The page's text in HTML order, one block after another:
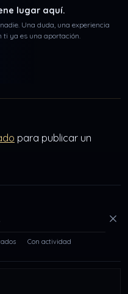
lugar aquí.
Una duda, una experiencia
ti ya es una aportación.
para publicar un
Con actividad